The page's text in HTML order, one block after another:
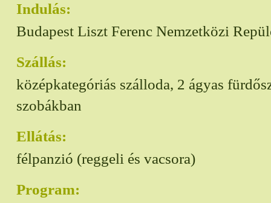
Indulás:
Budapest Liszt Ferenc Nemzetközi
Szállás:
középkategóriás szálloda, 2 ágyas
szobákban
Ellátás:
félpanzió (reggeli és vacsora)
Program: